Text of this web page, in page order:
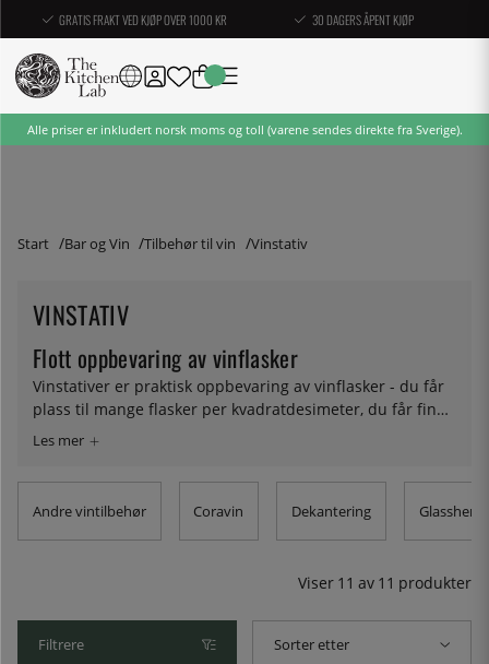
GRATIS FRAKT VED KJØP OVER 1000 KR 30 DAGERS ÅPENT KJØP
Alle priser er inkludert norsk moms og toll (varene sendes direkte fra Sverige).
Start Bar og Vin Tilbehør til vin Vinstativ
VINSTATIV
Flott oppbevaring av vinflasker
Vinstativer er praktisk oppbevaring av vinflasker - du får
plass til mange flasker per kvadratdesimeter, du får fin
oversikt og det ser pent ut. Uansett ambisjonsnivå vil du
hos oss. Så lenge du har mer enn et par flasker vin
hjemme om gangen, synes vi at et vinstativ er en god
investering.
Andre vintilbehør Coravin Dekantering
Viser 11 av 11 produkter
Filtrere Sorter etter